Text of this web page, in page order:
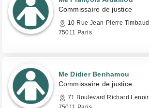
Commissaire de justice
10 Rue Jean-Pierre Timbaud
75011 Paris
Me Didier Benhamou
Commissaire de justice
71 Boulevard Richard Lenoir